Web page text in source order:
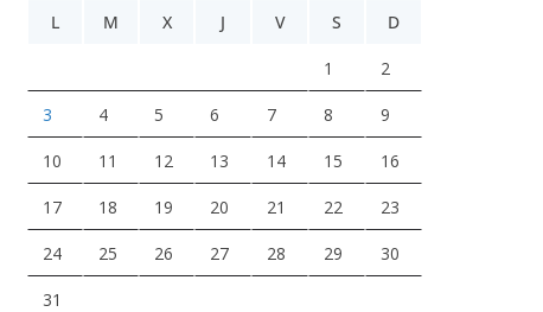
L
M X J V S D
1 2
3 4 5 6 7 8 9
10 11 12 13 14 15 16
17 18 19 20 21 22 23
24 25 26 27 28 29 30
31